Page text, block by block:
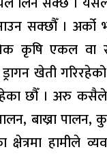
सक्छौँ ।
कृषि एकल वा
खेती
छौँ । अरु
बाख्रा पालन,
हामीले